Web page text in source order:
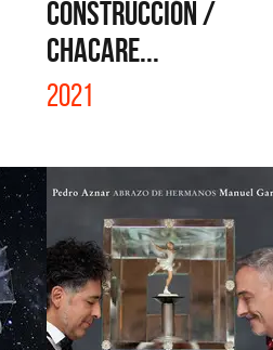
CONSTRUCCIÓN /
CHACARE...
2021